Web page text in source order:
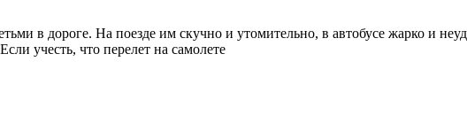
в дороге. На поезде им скучно и утомительно, в автобусе жарко и
учесть, что перелет на самолете